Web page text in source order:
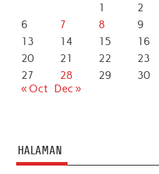
1 2
6
7 8 9
13
14 15 16
20
21 22 23
27
28 29
30
« Oct Dec »
HALAMAN